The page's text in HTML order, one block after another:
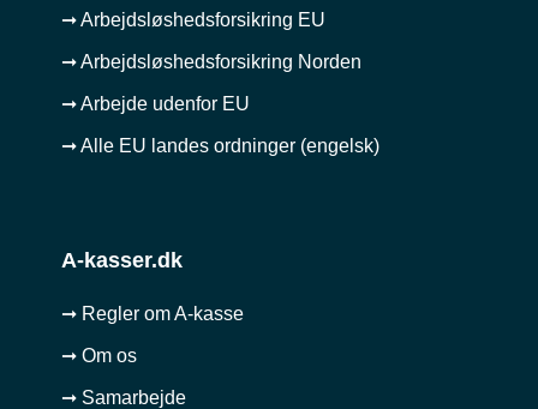
➞ Arbejdsløshedsforsikring EU
➞ Arbejdsløshedsforsikring Norden
➞ Arbejde udenfor EU
➞ Alle EU landes ordninger (engelsk)
A-kasser.dk
➞ Regler om A-kasse
➞ Om os
➞ Samarbejde